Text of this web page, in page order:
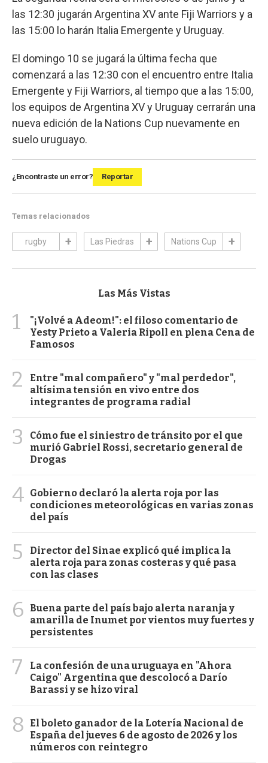
las 12:30 jugarán Argentina XV ante Fiji Warriors y a
las 15:00 lo harán Italia Emergente y Uruguay.
El domingo 10 se jugará la última fecha que
comenzará a las 12:30 con el encuentro entre Italia
Emergente y Fiji Warriors, al tiempo que a las 15:00,
los equipos de Argentina XV y Uruguay cerrarán una
nueva edición de la Nations Cup nuevamente en
suelo uruguayo.
¿Encontraste un error? Reportar
Temas relacionados
rugby Las Piedras Nations Cup
Las Más Vistas
1
"¡Volvé a Adeom!": el filoso comentario de
Yesty Prieto a Valeria Ripoll en plena Cena de
Famosos
2
Entre "mal compañero" y "mal perdedor",
altísima tensión en vivo entre dos
integrantes de programa radial
3
Cómo fue el siniestro de tránsito por el que
murió Gabriel Rossi, secretario general de
Drogas
4 Gobierno declaró la alerta roja por las
condiciones meteorológicas en varias zonas
del país
5
Director del Sinae explicó qué implica la
alerta roja para zonas costeras y qué pasa
con las clases
6
Buena parte del país bajo alerta naranja y
amarilla de Inumet por vientos muy fuertes y
persistentes
7
La confesión de una uruguaya en "Ahora
Caigo" Argentina que descolocó a Darío
Barassi y se hizo viral
8
El boleto ganador de la Lotería Nacional de
España del jueves 6 de agosto de 2026 y los
números con reintegro